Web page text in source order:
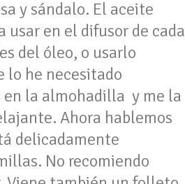
y sándalo. El aceite
en el difusor de cada
del óleo, o usarlo
lo he necesitado
en la almohadilla y me la
Ahora hablemos
delicadamente
No recomiendo